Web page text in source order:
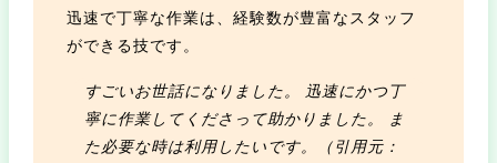
迅速で丁寧な作業は、経験数が豊富なスタッフ
ができる技です。
すごいお世話になりました。 迅速にかつ丁
寧に作業してくださって助かりました。 ま
た必要な時は利用したいです。（引用元：